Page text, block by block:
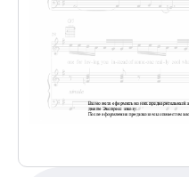
XOLIDAYBOY
Ваня Дмитриенко
Анна Герман
Полина Гагарина
Монеточка
Ласковый Май
BTS